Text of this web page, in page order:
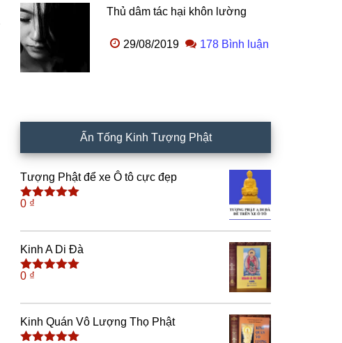
Thủ dâm tác hại khôn lường
29/08/2019 178 Bình luận
Ấn Tống Kinh Tượng Phật
Tượng Phật để xe Ô tô cực đẹp
Được xếp
sao
0 ₫
Kinh A Di Đà
Được xếp
sao
0 ₫
Kinh Quán Vô Lượng Thọ Phật